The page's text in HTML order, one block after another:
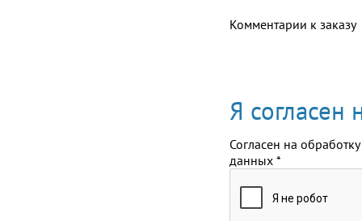
Комментарии к заказу
Я согласен
Согласен на обработку
данных *